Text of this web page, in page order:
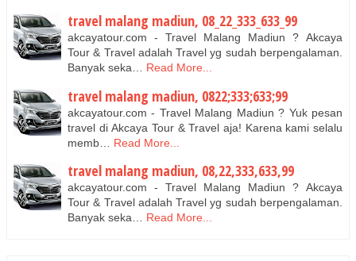
travel malang madiun, 08_22_333_633_99
akcayatour.com - Travel Malang Madiun ? Akcaya
Tour & Travel adalah Travel yg sudah berpengalaman.
Banyak seka… Read More...
travel malang madiun, 0822;333;633;99
akcayatour.com - Travel Malang Madiun ? Yuk pesan
travel di Akcaya Tour & Travel aja! Karena kami selalu
memb…
Read More...
travel malang madiun, 08,22,333,633,99
akcayatour.com - Travel Malang Madiun ? Akcaya
Tour & Travel adalah Travel yg sudah berpengalaman.
Banyak seka… Read More...